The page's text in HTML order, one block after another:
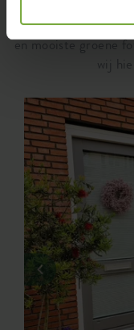
...door hoe elho
en mooiste groene
wij